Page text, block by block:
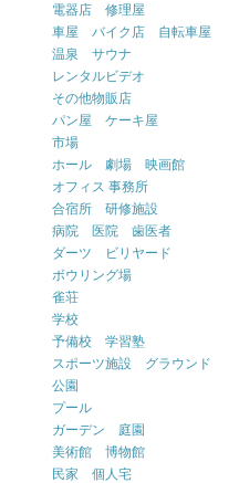
電器店 修理屋
車屋 バイク店 自転車屋
温泉 サウナ
レンタルビデオ
その他物販店
パン屋 ケーキ屋
市場
ホール 劇場 映画館
オフィス 事務所
合宿所 研修施設
病院 医院 歯医者
ダーツ ビリヤード
ボウリング場
雀荘
学校
予備校 学習塾
スポーツ施設 グラウンド
公園
プール
ガーデン 庭園
美術館 博物館
民家 個人宅